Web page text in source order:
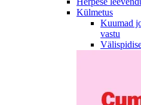
Külmetus
Kuumad
vastu